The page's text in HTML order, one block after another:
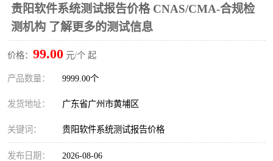
贵阳软件系统测试报告价格 CNAS/CMA-合规检
测机构 了解更多的测试信息
价格： 99.00 元/个 起
产品数量： 9999.00个
发货地址： 广东省广州市黄埔区
关键词： 贵阳软件系统测试报告价格
发布日期： 2026-08-06